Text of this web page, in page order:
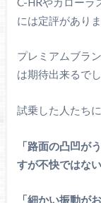
には定評がありま
プレミアムブラ
は期待出来るでし
試乗した人たち
「路面の凸凹が
すが不快ではない
「細かい振動が